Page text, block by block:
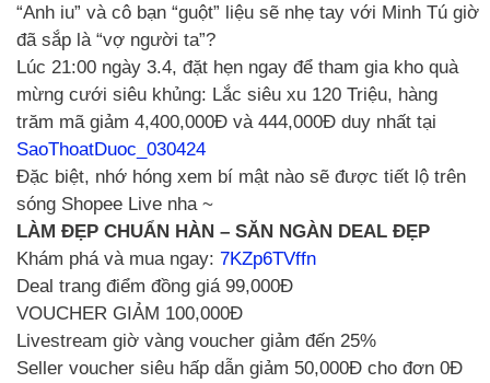
“Anh iu” và cô bạn “guột” liệu sẽ nhẹ tay với Minh Tú giờ
đã sắp là “vợ người ta”?
Lúc 21:00 ngày 3.4, đặt hẹn ngay để tham gia kho quà
mừng cưới siêu khủng: Lắc siêu xu 120 Triệu, hàng
trăm mã giảm 4,400,000Đ và 444,000Đ duy nhất tại
SaoThoatDuoc_030424
Đặc biệt, nhớ hóng xem bí mật nào sẽ được tiết lộ trên
sóng Shopee Live nha ~
LÀM ĐẸP CHUẨN HÀN – SĂN NGÀN DEAL ĐẸP
Khám phá và mua ngay: 7KZp6TVffn
Deal trang điểm đồng giá 99,000Đ
VOUCHER GIẢM 100,000Đ
Livestream giờ vàng voucher giảm đến 25%
Seller voucher siêu hấp dẫn giảm 50,000Đ cho đơn 0Đ